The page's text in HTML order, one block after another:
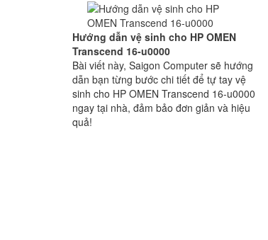
Hướng dẫn vệ sinh cho HP OMEN
Transcend 16-u0000
Bài viết này, Saigon Computer sẽ hướng
dẫn bạn từng bước chi tiết để tự tay vệ
sinh cho HP OMEN Transcend 16-u0000
ngay tại nhà, đảm bảo đơn giản và hiệu
quả!